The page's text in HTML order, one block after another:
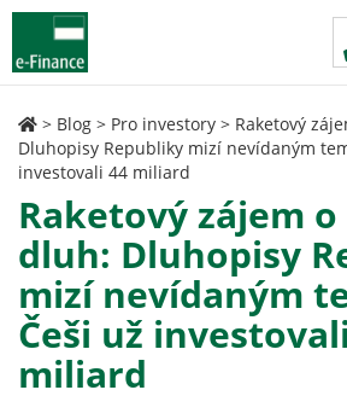
> Blog > Pro investory > Raketový
Dluhopisy Republiky mizí nevídaným
investovali 44 miliard
Raketový zájem
dluh: Dluhopisy
mizí nevídaným
Češi už
miliard